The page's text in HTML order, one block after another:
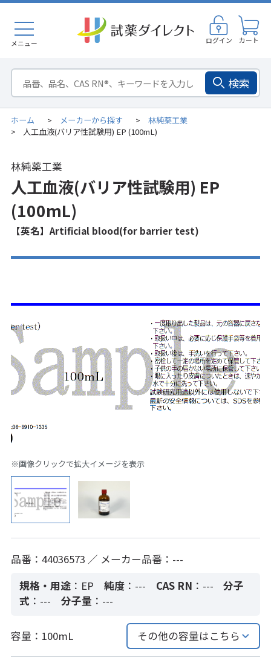
メニュー ログイン カート
検索
ホーム > メーカーから探す > 林純薬工業
> 人工血液(バリア性試験用) EP (100mL)
林純薬工業
人工血液(バリア性試験用) EP
(100mL)
【英名】Artificial blood(for barrier test)
※画像クリックで拡大イメージを表示
品番：44036573 ／ メーカー品番：---
規格・用途 ：EP 純度：--- CAS RN ：---
分子
式 ：--- 分子量 ：---
容量：100mL その他の容量はこちら